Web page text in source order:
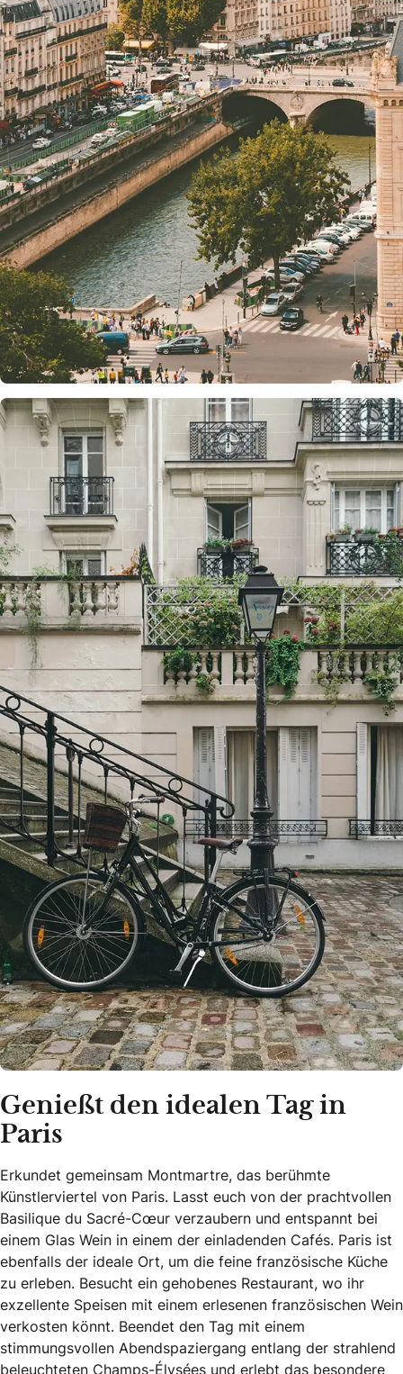
Genießt den idealen Tag in
Paris
Erkundet gemeinsam Montmartre, das berühmte
Künstlerviertel von Paris. Lasst euch von der prachtvollen
Basilique du Sacré-Cœur verzaubern und entspannt bei
einem Glas Wein in einem der einladenden Cafés. Paris ist
ebenfalls der ideale Ort, um die feine französische Küche
zu erleben. Besucht ein gehobenes Restaurant, wo ihr
exzellente Speisen mit einem erlesenen französischen Wein
verkosten könnt. Beendet den Tag mit einem
stimmungsvollen Abendspaziergang entlang der strahlend
beleuchteten Champs-Élysées und erlebt das besondere